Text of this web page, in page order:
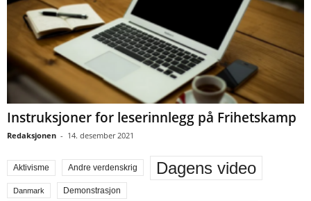
Instruksjoner for leserinnlegg på Frihetskamp
Redaksjonen - 14. desember 2021
Aktivisme Andre verdenskrig Dagens video
Danmark Demonstrasjon